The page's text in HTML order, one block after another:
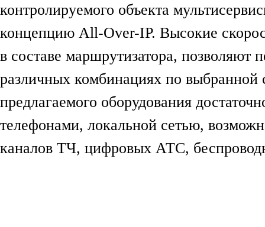
контролируемого объекта
концепцию All-Over-IP. Высокие
в составе маршрутизатора, позволяют
различных комбинациях по выбранной
предлагаемого оборудования
телефонами, локальной сетью,
каналов ТЧ, цифровых АТС,